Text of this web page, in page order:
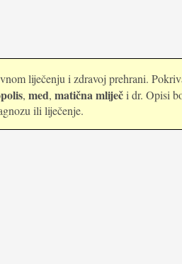
liječenju i zdravoj prehrani.
, med, matična mliječi dr. Opisi
ili liječenje.